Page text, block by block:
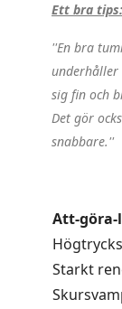
Ett bra tips:
''En bra
underhåller
sig fin och
Det gör
snabbare.''
Att-
Starkt